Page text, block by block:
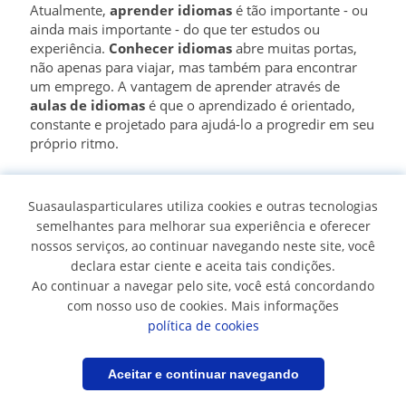
Salvar pesquisa Filtrar
Atualmente, aprender idiomas é tão importante - ou
ainda mais importante - do que ter estudos ou
experiência. Conhecer idiomas abre muitas portas,
não apenas para viajar, mas também para encontrar
um emprego. A vantagem de aprender através de
aulas de idiomas é que o aprendizado é orientado,
constante e projetado para ajudá-lo a progredir em seu
próprio ritmo.
💭 Que aulas de idiomas há em
Suasaulasparticulares?
Nesta página você encontrará aulas para todos os
idiomas:aulas de inglês, aulas de espanhol, aulas
Há professores de idiomas de línguas
europeias, mas também há centenas de anúncios para
professores de idiomas orientais, como chinês, japonês
ou coreano. Além disso, você tem a opção de escolher
se quer fazer suasaulas de idioma em casa
Suasaulasparticulares utiliza cookies e outras tecnologias
semelhantes para melhorar sua experiência e oferecer
nossos serviços, ao continuar navegando neste site, você
declara estar ciente e aceita tais condições.
Ao continuar a navegar pelo site, você está concordando
com nosso uso de cookies. Mais informações
política de cookies
Aceitar e continuar navegando